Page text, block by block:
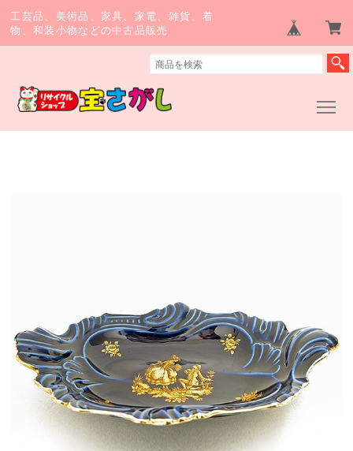
工芸品、美術品、家具、家電、雑貨、着
物、和装小物などの中古品販売